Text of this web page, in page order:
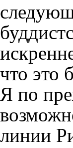
что это
Я по
линии